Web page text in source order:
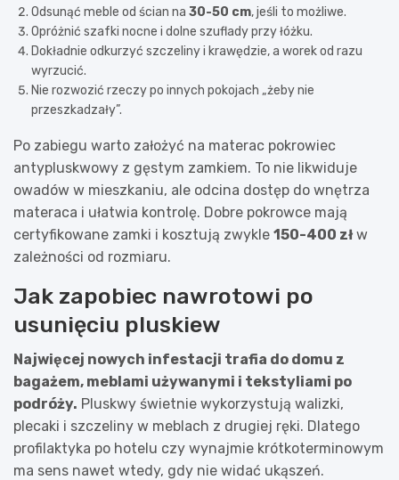
Odsunąć meble od ścian na 30-50 cm, jeśli to możliwe.
Opróżnić szafki nocne i dolne szuflady przy łóżku.
Dokładnie odkurzyć szczeliny i krawędzie, a worek od razu
wyrzucić.
Nie rozwozić rzeczy po innych pokojach „żeby nie
przeszkadzały”.
Po zabiegu warto założyć na materac pokrowiec
antypluskwowy z gęstym zamkiem. To nie likwiduje
owadów w mieszkaniu, ale odcina dostęp do wnętrza
materaca i ułatwia kontrolę. Dobre pokrowce mają
certyfikowane zamki i kosztują zwykle 150-400 zł w
zależności od rozmiaru.
Jak zapobiec nawrotowi po
usunięciu pluskiew
Najwięcej nowych infestacji trafia do domu z
bagażem, meblami używanymi i tekstyliami po
podróży. Pluskwy świetnie wykorzystują walizki,
plecaki i szczeliny w meblach z drugiej ręki. Dlatego
profilaktyka po hotelu czy wynajmie krótkoterminowym
ma sens nawet wtedy, gdy nie widać ukąszeń.